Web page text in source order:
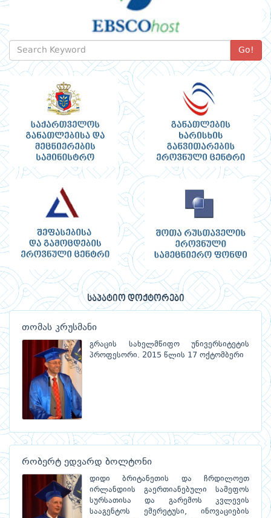
Go!
საპატიო დოქტორები
თომას კრუსმანი
გრაცის სახელმწიფო უნივერსიტეტის
პროფესორი. 2015 წლის 17 ოქტომბერი
რობერტ ედვარდ ბოლტონი
დიდი ბრიტანეთის და ჩრდილოეთ
ირლანდიის გაერთიანებული სამეფოს
სურსათისა და გარემოს კვლევის
სააგენტოს ემერეტუსი, ინოვაციების